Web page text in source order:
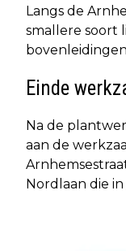
Langs de
smallere soort
Einde
Na de
aan de
Nordlaan die